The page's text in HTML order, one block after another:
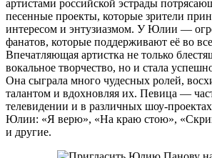
артистами российской эстрады
песенные проекты, которые зрители
интересом и энтузиазмом. У Юлии —
фанатов, которые поддерживают её во
Впечатляющая артистка не только
вокальное творчество, но и стала
Она сыграла много чудесных ролей,
талантом и вдохновляя их. Певица —
телевидении и в различных шоу-
Юлии: «Я верю», «На краю стою»,
и другие.